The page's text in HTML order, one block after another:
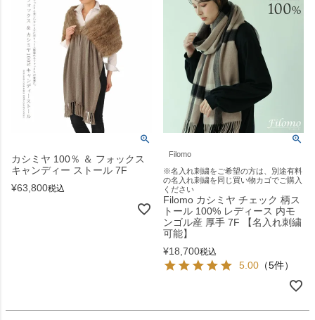
カシミヤ 100％ ＆ フォックス
キャンディー ストール 7F
¥63,800税込
Filomo
※名入れ刺繍をご希望の方は、別途有料
の名入れ刺繍を同じ買い物カゴでご購入
ください
Filomo カシミヤ チェック 柄ス
トール 100% レディース 内モ
ンゴル産 厚手 7F 【名入れ刺繍
可能】
¥18,700税込
5.00 （5件）